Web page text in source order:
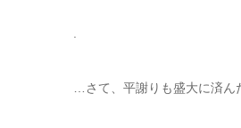
…さて、平謝りも盛大に済ん